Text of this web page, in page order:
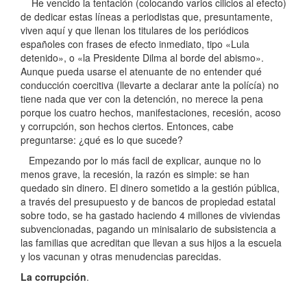
de dedicar estas líneas a periodistas que, presuntamente,
viven aquí y que llenan los titulares de los periódicos
españoles con frases de efecto inmediato, tipo «Lula
detenido», o «la Presidente Dilma al borde del abismo».
Aunque pueda usarse el atenuante de no entender qué
conducción coercitiva (llevarte a declarar ante la polícía) no
tiene nada que ver con la detención, no merece la pena
porque los cuatro hechos, manifestaciones, recesión, acoso
y corrupción, son hechos ciertos. Entonces, cabe
preguntarse: ¿qué es lo que sucede?
Empezando por lo más facil de explicar, aunque no lo
menos grave, la recesión, la razón es simple: se han
quedado sin dinero. El dinero sometido a la gestión pública,
a través del presupuesto y de bancos de propiedad estatal
sobre todo, se ha gastado haciendo 4 millones de viviendas
subvencionadas, pagando un minisalario de subsistencia a
las familias que acreditan que llevan a sus hijos a la escuela
y los vacunan y otras menudencias parecidas.
La corrupción.